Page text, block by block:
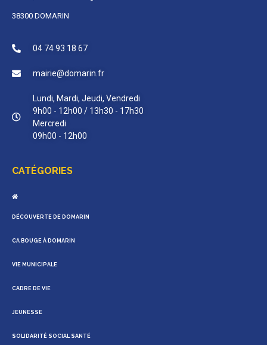
38300 DOMARIN
04 74 93 18 67
mairie@domarin.fr
Lundi, Mardi, Jeudi, Vendredi
9h00 - 12h00 / 13h30 - 17h30
Mercredi
09h00 - 12h00
CATÉGORIES
DÉCOUVERTE DE DOMARIN
CA BOUGE À DOMARIN
VIE MUNICIPALE
CADRE DE VIE
JEUNESSE
SOLIDARITÉ SOCIAL SANTÉ